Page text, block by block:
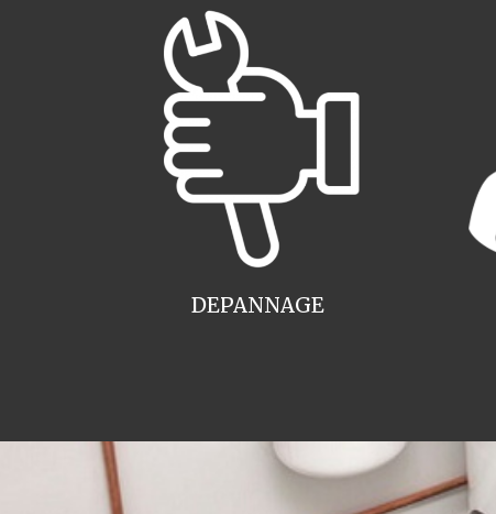
DEPANNAGE